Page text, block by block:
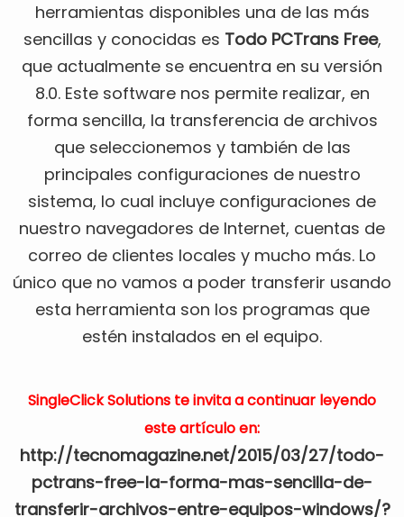
herramientas disponibles una de las más
sencillas y conocidas es Todo PCTrans Free,
que actualmente se encuentra en su versión
8.0. Este software nos permite realizar, en
forma sencilla, la transferencia de archivos
que seleccionemos y también de las
principales configuraciones de nuestro
sistema, lo cual incluye configuraciones de
nuestro navegadores de Internet, cuentas de
correo de clientes locales y mucho más. Lo
único que no vamos a poder transferir usando
esta herramienta son los programas que
estén instalados en el equipo.
SingleClick Solutions te invita a continuar leyendo
este artículo en:
http://tecnomagazine.net/2015/03/27/todo-
pctrans-free-la-forma-mas-sencilla-de-
transferir-archivos-entre-equipos-windows/?